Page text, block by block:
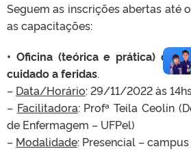
Seguem as inscrições abertas até
as capacitações:
• Oficina (teórica e prática) de
cuidado a feridas.
– Data/Horário: 29/11/2022 às
– Facilitadora: Profª Teila Ceolin
de Enfermagem – UFPel)
– Modalidade: Presencial –